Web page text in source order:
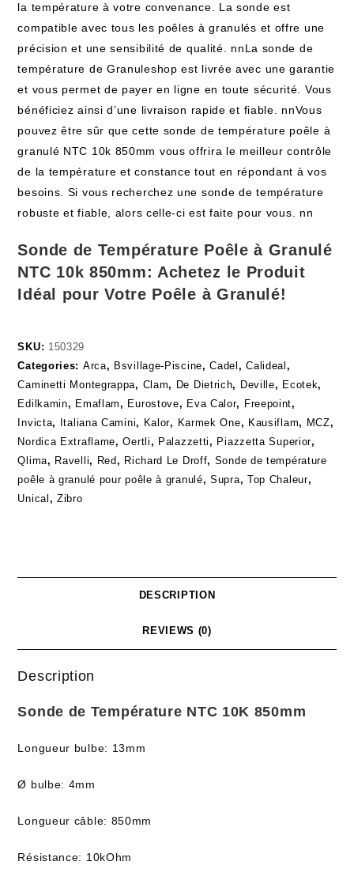
la température à votre convenance. La sonde est
compatible avec tous les poêles à granulés et offre une
précision et une sensibilité de qualité. nnLa sonde de
température de Granuleshop est livrée avec une garantie
et vous permet de payer en ligne en toute sécurité. Vous
bénéficiez ainsi d’une livraison rapide et fiable. nnVous
pouvez être sûr que cette sonde de température poêle à
granulé NTC 10k 850mm vous offrira le meilleur contrôle
de la température et constance tout en répondant à vos
besoins. Si vous recherchez une sonde de température
robuste et fiable, alors celle-ci est faite pour vous. nn
Sonde de Température Poêle à Granulé
NTC 10k 850mm: Achetez le Produit
Idéal pour Votre Poêle à Granulé!
SKU: 150329
Categories: Arca, Bsvillage-Piscine,Cadel ,Calideal ,
Caminetti Montegrappa, Clam, De Dietrich, Deville, Ecotek,
Edilkamin, Emaflam, Eurostove, Eva Calor, Freepoint,
Invicta, Italiana Camini, Kalor, Karmek One, Kausiflam, MCZ,
Nordica Extraflame,Oertli, Palazzetti, Piazzetta Superior,
Qlima, Ravelli, Red, Richard Le Droff, Sonde de température
poêle à granulé pour poêle à granulé,Supra, Top Chaleur,
Unical ,Zibro
DESCRIPTION
REVIEWS (0)
Description
Sonde de Température NTC 10K 850mm
Longueur bulbe: 13mm
Ø bulbe: 4mm
Longueur câble: 850mm
Résistance: 10kOhm